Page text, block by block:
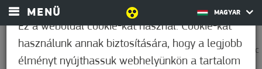
MENÜ MAGYAR
0
36,2°C
Ez a weboldal cookie-kat használ. Cookie-kat
használunk annak biztosítására, hogy a legjobb
élményt nyújthassuk webhelyünkön a tartalom